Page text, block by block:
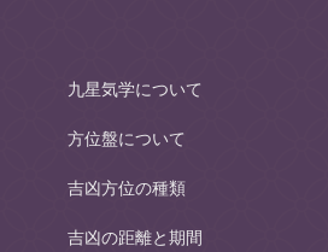
九星気学について
方位盤について
吉凶方位の種類
吉凶の距離と期間